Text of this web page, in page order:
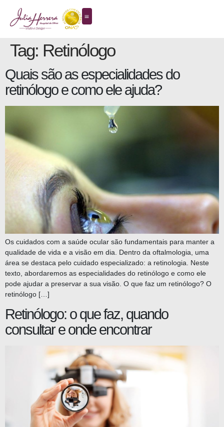
Tag: Retinólogo
Quais são as especialidades do
retinólogo e como ele ajuda?
Os cuidados com a saúde ocular são fundamentais para manter a
qualidade de vida e a visão em dia. Dentro da oftalmologia, uma
área se destaca pelo cuidado especializado: a retinologia. Neste
texto, abordaremos as especialidades do retinólogo e como ele
pode ajudar a preservar a sua visão. O que faz um retinólogo? O
retinólogo […]
Retinólogo: o que faz, quando
consultar e onde encontrar